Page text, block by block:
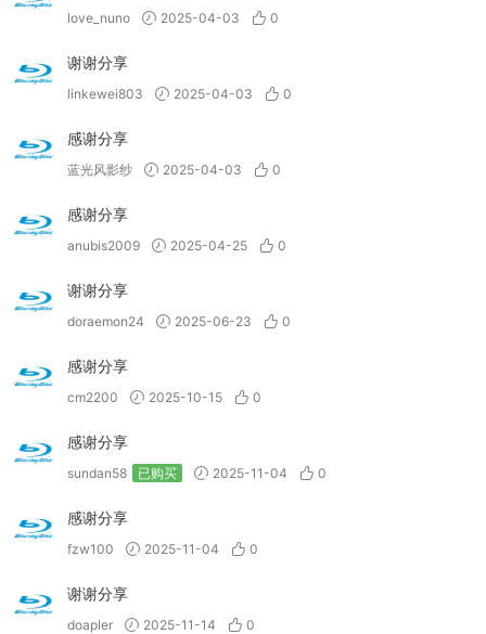
love_nuno 2025-04-03 0
谢谢分享
linkewei803 2025-04-03 0
感谢分享
蓝光风影纱 2025-04-03 0
感谢分享
anubis2009 2025-04-25 0
谢谢分享
doraemon24 2025-06-23 0
感谢分享
cm2200 2025-10-15 0
感谢分享
sundan58 已购买 2025-11-04 0
感谢分享
fzw100 2025-11-04 0
谢谢分享
doapler 2025-11-14 0